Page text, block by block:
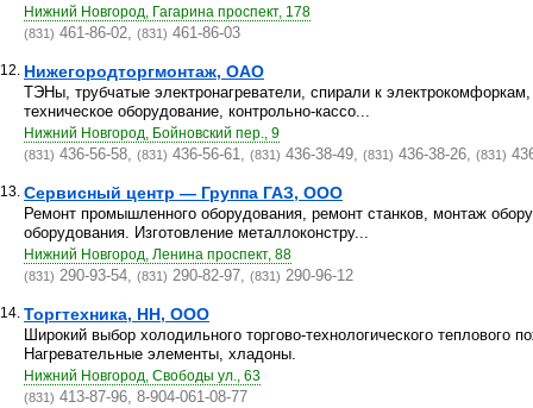
Нижний Новгород, Гагарина проспект, 178
(831) 461-86-02, (831) 461-86-03
12. Нижегородторгмонтаж, ОАО
ТЭНы, трубчатые электронагреватели, спирали к
техническое оборудование, контрольно-кассо...
Нижний Новгород, Бойновский пер., 9
(831) 436-56-58, (831) 436-56-61, (831) 436-38-49, (831) 436-38-26, (831)
13. Сервисный центр — Группа ГАЗ, ООО
Ремонт промышленного оборудования, ремонт станков, монтаж
оборудования. Изготовление металлоконстру...
Нижний Новгород, Ленина проспект, 88
(831) 290-93-54, (831) 290-82-97, (831) 290-96-12
14. Торгтехника, НН, ООО
Широкий выбор холодильного торгово-технологического теплового
Нагревательные элементы, хладоны.
Нижний Новгород, Свободы ул., 63
(831) 413-87-96, 8-904-061-08-77